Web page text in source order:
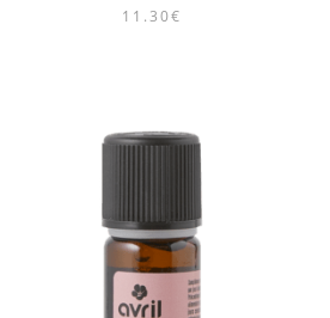
11.30€